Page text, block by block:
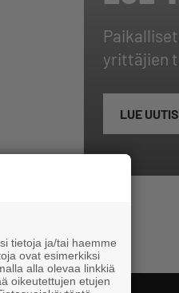
yrittäjien
LUE
tietoja ja/tai haemme
ovat esimerkiksi
alla olevaa linkkiä
oikeutettujen etujen